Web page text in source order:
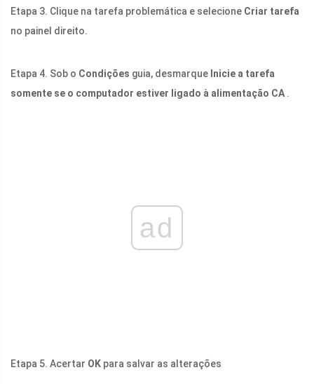
Etapa 3. Clique na tarefa problemática e selecione Criar tarefa
no painel direito.
Etapa 4. Sob o Condições guia, desmarque Inicie a tarefa
somente se o computador estiver ligado à alimentação CA .
ad
Etapa 5. Acertar OK para salvar as alterações